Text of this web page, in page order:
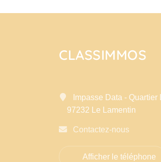
CLASSIMMOS
Impasse Data - Quartier
97232 Le Lamentin
Contactez-nous
Afficher le téléphone